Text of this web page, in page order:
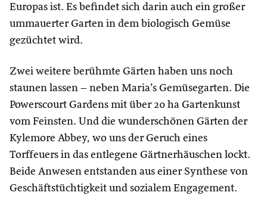
Europas ist. Es befindet sich darin auch ein großer
ummauerter Garten in dem biologisch Gemüse
gezüchtet wird.
Zwei weitere berühmte Gärten haben uns noch
staunen lassen – neben Maria’s Gemüsegarten. Die
Powerscourt Gardens mit über 20 ha Gartenkunst
vom Feinsten. Und die wunderschönen Gärten der
Kylemore Abbey, wo uns der Geruch eines
Torffeuers in das entlegene Gärtnerhäuschen lockt.
Beide Anwesen entstanden aus einer Synthese von
Geschäftstüchtigkeit und sozialem Engagement.